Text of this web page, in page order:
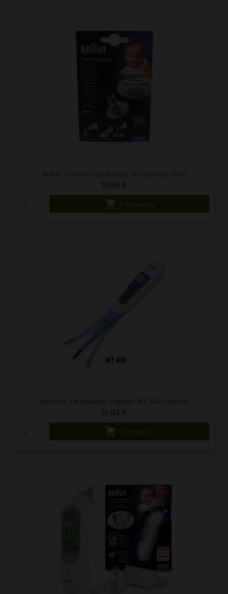
10,85 €
 U košaricu
10,84 €
 U košaricu